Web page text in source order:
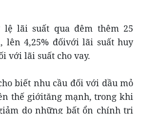
lệ lãi suất qua đêm thêm 25
lên 4,25% đốivới lãi suất huy
với lãi suất cho vay.
biết nhu cầu đối với dầu mỏ
thế giớităng mạnh, trong khi
do những bất ổn chính trị